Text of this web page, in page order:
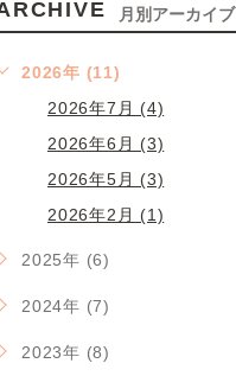
月別アーカイブ
2026年 (11)
2026年7月 (4)
2026年6月 (3)
2026年5月 (3)
2026年2月 (1)
2025年 (6)
2024年 (7)
2023年 (8)